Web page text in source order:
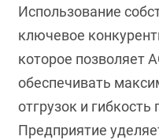
Использование
ключевое
которое позволяет
обеспечивать
отгрузок и гибкость
Предприятие